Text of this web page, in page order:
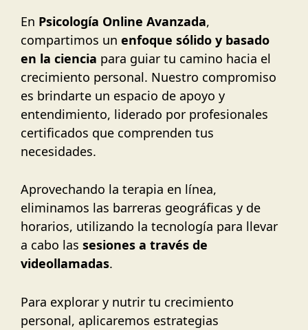
En Psicología Online Avanzada,
compartimos un enfoque sólido y basado
en la ciencia para guiar tu camino hacia el
crecimiento personal. Nuestro compromiso
es brindarte un espacio de apoyo y
entendimiento, liderado por profesionales
certificados que comprenden tus
necesidades.
Aprovechando la terapia en línea,
eliminamos las barreras geográficas y de
horarios, utilizando la tecnología para llevar
a cabo las sesiones a través de
videollamadas.
Para explorar y nutrir tu crecimiento
personal, aplicaremos estrategias